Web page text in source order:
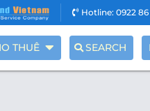
Hotline: 0922
THUÊ SEARCH